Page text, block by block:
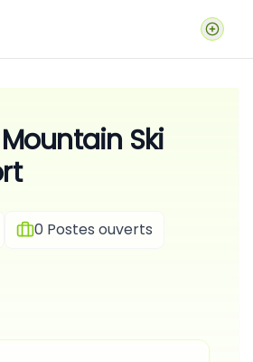
Ski
0 Postes ouverts